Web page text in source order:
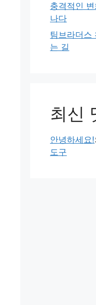
충격적인
나다
팀브라더스
는 길
최신
안녕하세요!
도구